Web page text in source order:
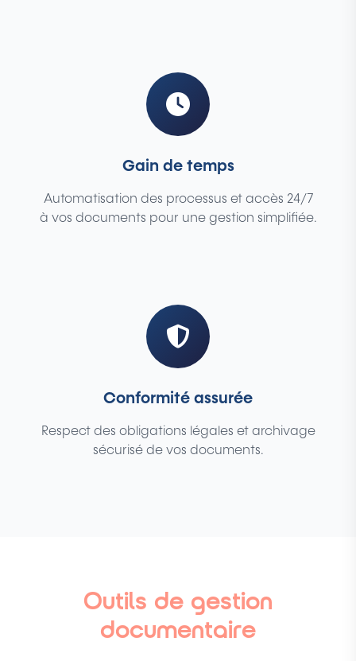
Gain de temps
Automatisation des processus et accès 24/7
à vos documents pour une gestion simplifiée.
Conformité assurée
Respect des obligations légales et archivage
sécurisé de vos documents.
Outils de gestion
documentaire